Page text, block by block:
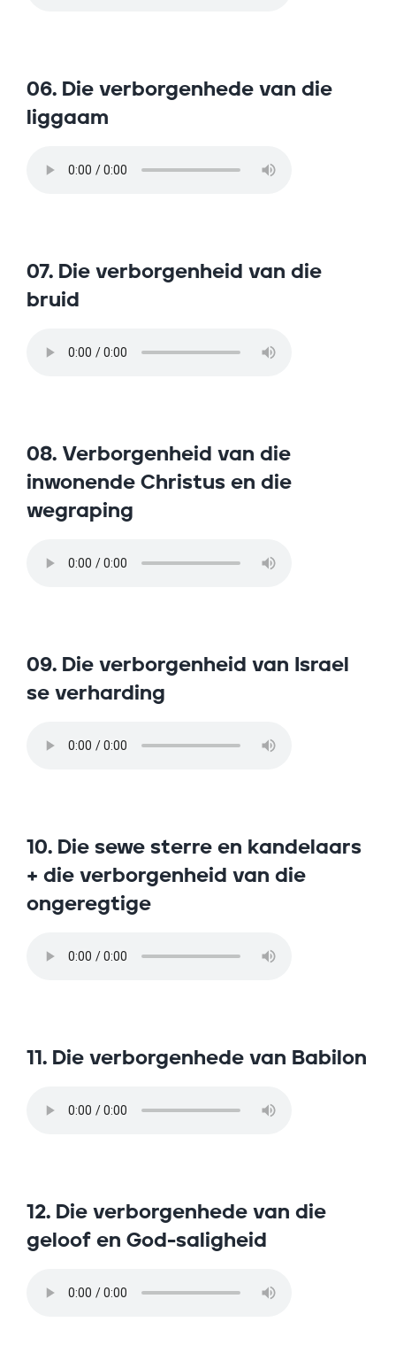
06. Die verborgenhede van die
liggaam
07. Die verborgenheid van die
bruid
08. Verborgenheid van die
inwonende Christus en die
wegraping
09. Die verborgenheid van Israel
se verharding
10. Die sewe sterre en kandelaars
+ die verborgenheid van die
ongeregtige
11. Die verborgenhede van Babilon
12. Die verborgenhede van die
geloof en God-saligheid